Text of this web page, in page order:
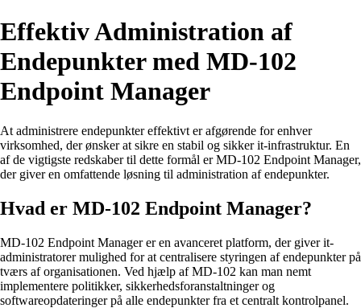
Effektiv Administration af
Endepunkter med MD-102
Endpoint Manager
At administrere endepunkter effektivt er afgørende for enhver
virksomhed, der ønsker at sikre en stabil og sikker it-infrastruktur. En
af de vigtigste redskaber til dette formål er MD-102 Endpoint Manager,
der giver en omfattende løsning til administration af endepunkter.
Hvad er MD-102 Endpoint Manager?
MD-102 Endpoint Manager er en avanceret platform, der giver it-
administratorer mulighed for at centralisere styringen af endepunkter på
tværs af organisationen. Ved hjælp af MD-102 kan man nemt
implementere politikker, sikkerhedsforanstaltninger og
softwareopdateringer på alle endepunkter fra et centralt kontrolpanel.